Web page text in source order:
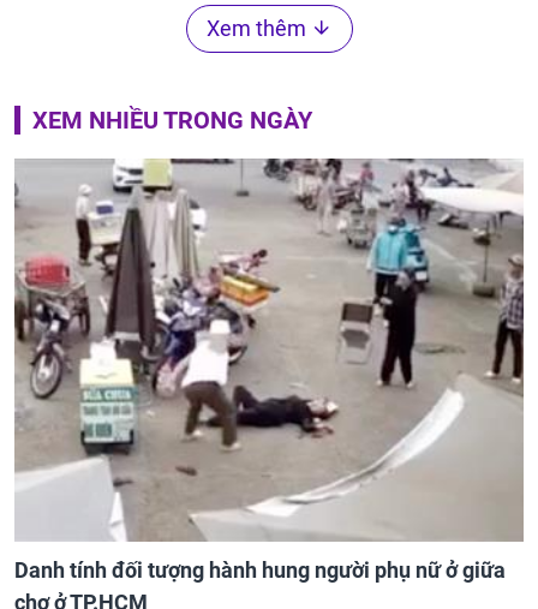
Xem thêm
XEM NHIỀU TRONG NGÀY
Danh tính đối tượng hành hung người phụ nữ ở giữa
chợ ở TP.HCM